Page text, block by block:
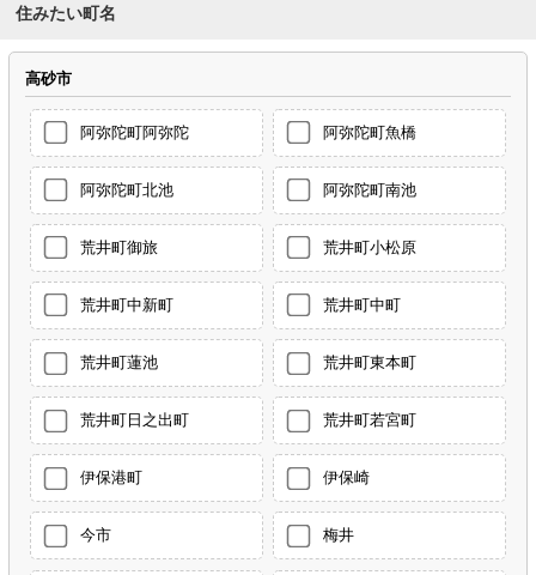
住みたい町名
高砂市
阿弥陀町阿弥陀 阿弥陀町魚橋
阿弥陀町北池 阿弥陀町南池
荒井町御旅 荒井町小松原
荒井町中新町 荒井町中町
荒井町蓮池 荒井町東本町
荒井町日之出町 荒井町若宮町
伊保港町 伊保崎
今市 梅井